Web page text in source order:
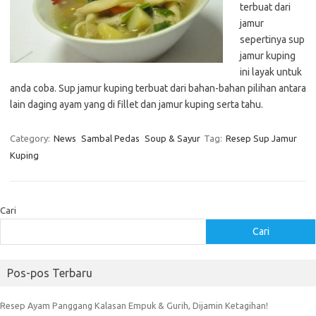
terbuat dari
jamur
sepertinya sup
jamur kuping
ini layak untuk
anda coba. Sup jamur kuping terbuat dari bahan-bahan pilihan antara
lain daging ayam yang di fillet dan jamur kuping serta tahu.
Category: News Sambal Pedas Soup & Sayur Tag: Resep Sup Jamur
Kuping
Cari
Cari
Pos-pos Terbaru
Resep Ayam Panggang Kalasan Empuk & Gurih, Dijamin Ketagihan!